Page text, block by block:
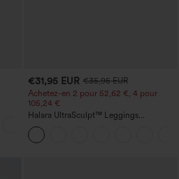
€31,95 EUR €35,95 EUR
Achetez-en 2 pour 52,62 €, 4 pour
105,24 €
Halara UltraSculpt™ Leggings
d'entraînement sculptants taille haute,
effet ventre plat, avec poche